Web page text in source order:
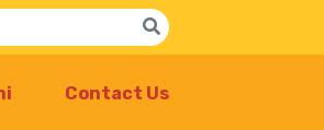
Contact Us